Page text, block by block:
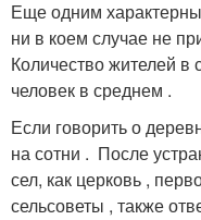
Еще одним
ни в коем случае не
Количество жителей в
человек в среднем .
Если говорить о
на сотни . После
сел, как церковь ,
сельсоветы , также